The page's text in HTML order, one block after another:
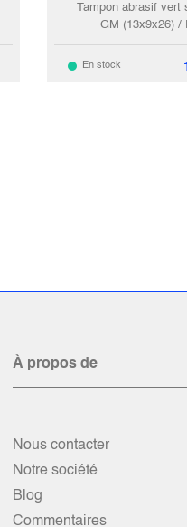
Tampon abrasif vert
GM (13x9x26) /
En stock
À propos de
Nous contacter
Notre société
Blog
Commentaires